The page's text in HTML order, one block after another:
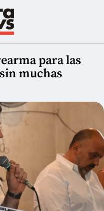
para las
muchas